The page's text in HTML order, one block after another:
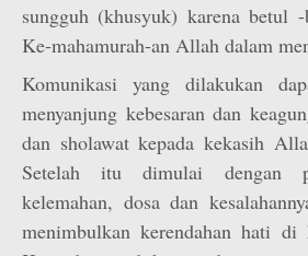
sungguh (khusyuk) karena betul -
Ke-mahamurah-an Allah dalam
Komunikasi yang dilakukan
menyanjung kebesaran dan
dan sholawat kepada kekasih
Setelah itu dimulai dengan
kelemahan, dosa dan
menimbulkan kerendahan hati di